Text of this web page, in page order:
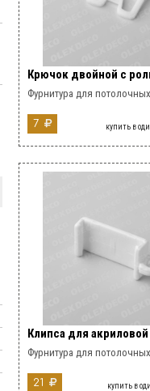
Крючок двойной с
Фурнитура для
7 купить в
Клипса для
Фурнитура для
21 купить в